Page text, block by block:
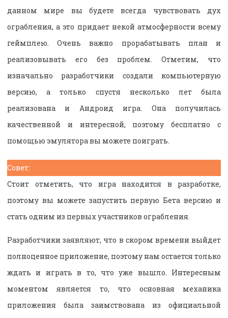
данном мире вы будете всегда чувствовать дух
ограбления, а это придает некой атмосферности всему
геймплею. Очень важно прорабатывать план и
реализовывать его без проблем. Отметим, что
изначально разработчики создали компьютерную
версию, а только спустя несколько лет была
реализована и Андроид игра. Она получилась
качественной и интересной, поэтому бесплатно с
помощью эмулятора вы можете поиграть.
Совет:
Стоит отметить, что игра находится в разработке,
поэтому вы можете запустить первую Бета версию и
стать одним из первых участников ограбления.
Разработчики заявляют, что в скором времени выйдет
полноценное приложение, поэтому нам остается только
ждать и играть в то, что уже вышло. Интересным
моментом является то, что основная механика
приложения была заимствована из официальной